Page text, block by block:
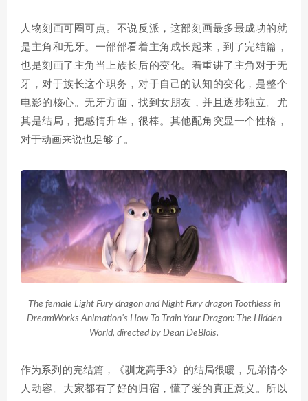
人物刻画可圈可点。不说反派，这部刻画最多最成功的就
是主角和无牙。一部部看着主角成长起来，到了完结篇，
也是刻画了主角当上族长后的变化。着重讲了主角对于无
牙，对于族长这个职务，对于自己的认知的变化，是整个
电影的核心。无牙方面，找到女朋友，并且逐步独立。尤
其是结局，把感情升华，很棒。其他配角突显一个性格，
对于动画来说也足够了。
The female Light Fury dragon and Night Fury dragon Toothless in
DreamWorks Animation’s How To Train Your Dragon: The Hidden
World, directed by Dean DeBlois.
作为系列的完结篇，《驯龙高手3》的结局很暖，兄弟情令
人动容。大家都有了好的归宿，懂了爱的真正意义。所以